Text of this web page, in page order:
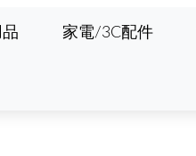
家電/3C配件